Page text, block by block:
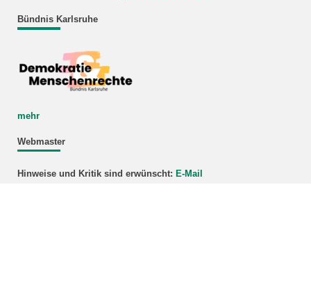
Bündnis Karlsruhe
mehr
Webmaster
Hinweise und Kritik sind erwünscht: E-Mail